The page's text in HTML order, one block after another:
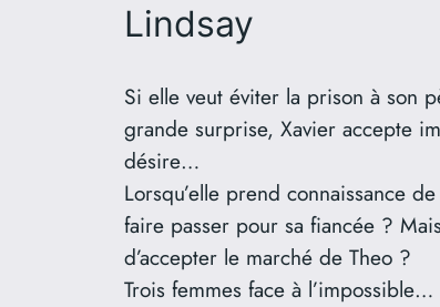
Lindsay
Si elle veut éviter la prison à son
grande surprise, Xavier accepte
désire…
Lorsqu’elle prend connaissance
faire passer pour sa fiancée ?
d’accepter le marché de Theo ?
Trois femmes face à l’impossible…